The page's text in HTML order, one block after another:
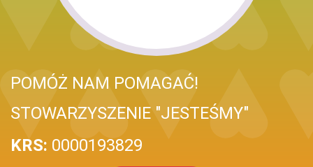
POMÓŻ NAM POMAGAĆ!
STOWARZYSZENIE "JESTEŚMY"
KRS: 0000193829